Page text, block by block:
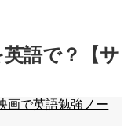
語で？【サ
画で英語勉強ノー